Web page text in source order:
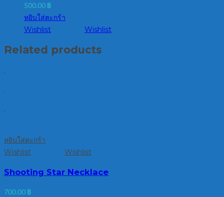
500.00 ฿
หยิบใส่ตะกร้า
Wishlist
Wishlist
Related products
.
.
.
หยิบใส่ตะกร้า
Wishlist
Wishlist
Shooting Star Necklace
700.00 ฿